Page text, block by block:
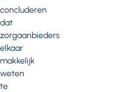
concluderen
dat
zorgaanbieders
elkaar
makkelijk
weten
te